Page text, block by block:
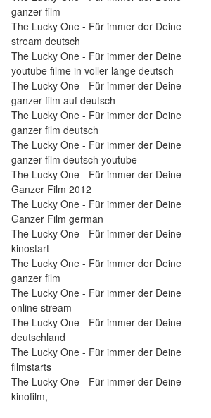
ganzer film
The Lucky One - Für immer der Deine
stream deutsch
The Lucky One - Für immer der Deine
youtube filme in voller länge deutsch
The Lucky One - Für immer der Deine
ganzer film auf deutsch
The Lucky One - Für immer der Deine
ganzer film deutsch
The Lucky One - Für immer der Deine
ganzer film deutsch youtube
The Lucky One - Für immer der Deine
Ganzer Film 2012
The Lucky One - Für immer der Deine
Ganzer Film german
The Lucky One - Für immer der Deine
kinostart
The Lucky One - Für immer der Deine
ganzer film
The Lucky One - Für immer der Deine
online stream
The Lucky One - Für immer der Deine
deutschland
The Lucky One - Für immer der Deine
filmstarts
The Lucky One - Für immer der Deine
kinofilm,